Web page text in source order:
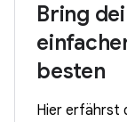
Bring
besten
Hier erfährst